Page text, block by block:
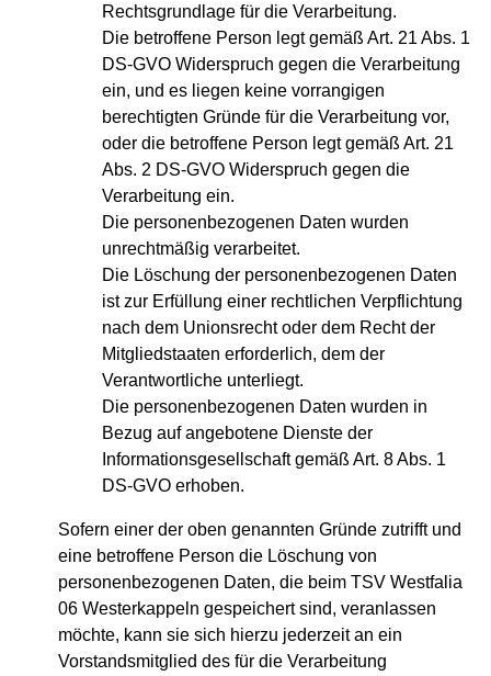
Rechtsgrundlage für die Verarbeitung.
Die betroffene Person legt gemäß Art. 21 Abs. 1
DS-GVO Widerspruch gegen die Verarbeitung
ein, und es liegen keine vorrangigen
berechtigten Gründe für die Verarbeitung vor,
oder die betroffene Person legt gemäß Art. 21
Abs. 2 DS-GVO Widerspruch gegen die
Verarbeitung ein.
Die personenbezogenen Daten wurden
unrechtmäßig verarbeitet.
Die Löschung der personenbezogenen Daten
ist zur Erfüllung einer rechtlichen Verpflichtung
nach dem Unionsrecht oder dem Recht der
Mitgliedstaaten erforderlich, dem der
Verantwortliche unterliegt.
Die personenbezogenen Daten wurden in
Bezug auf angebotene Dienste der
Informationsgesellschaft gemäß Art. 8 Abs. 1
DS-GVO erhoben.
Sofern einer der oben genannten Gründe zutrifft und
eine betroffene Person die Löschung von
personenbezogenen Daten, die beim TSV Westfalia
06 Westerkappeln gespeichert sind, veranlassen
möchte, kann sie sich hierzu jederzeit an ein
Vorstandsmitglied des für die Verarbeitung